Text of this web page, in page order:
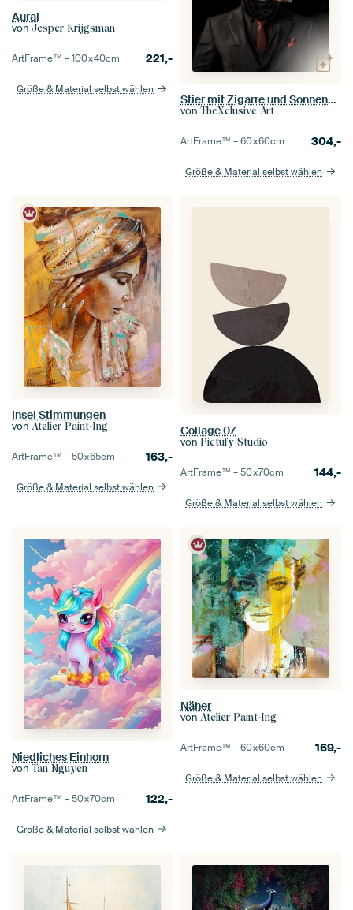
Aural
von Jesper Krijgsman
ArtFrame™ –100×40cm 221,-
Größe & Material selbst wählen
Stier mit Zigarre und Sonnenbrille
von TheXclusive Art
ArtFrame™ –60×60cm 304,-
Größe & Material selbst wählen
Insel Stimmungen
von Atelier Paint-Ing
ArtFrame™ –50×65cm 163,-
Größe & Material selbst wählen
Collage 07
von Pictufy Studio
ArtFrame™ –50×70cm 144,-
Größe & Material selbst wählen
Niedliches Einhorn
von Tan Nguyen
ArtFrame™ –50×70cm 122,-
Größe & Material selbst wählen
Näher
von Atelier Paint-Ing
ArtFrame™ –60×60cm 169,-
Größe & Material selbst wählen